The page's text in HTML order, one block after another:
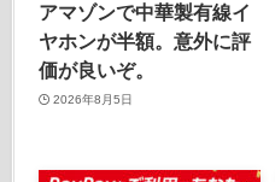
アマゾンで中華製有線イ
ヤホンが半額。意外に評
価が良いぞ。
2026年8月5日